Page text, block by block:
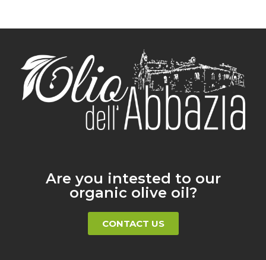
Are you intested to our
organic olive oil?
CONTACT US